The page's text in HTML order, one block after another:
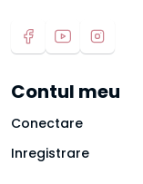
Contul meu
Conectare
Inregistrare